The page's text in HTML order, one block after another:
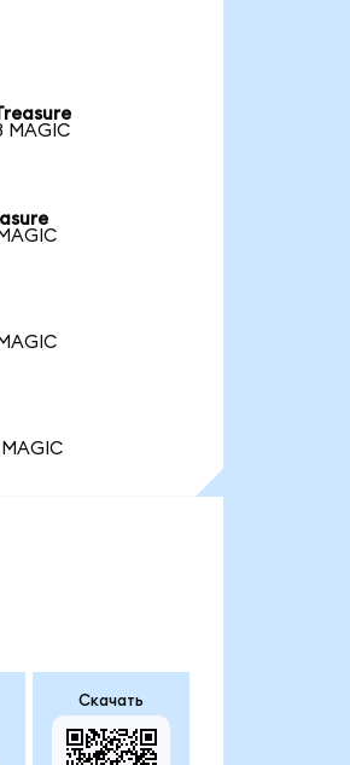
MAGIC
Скачать